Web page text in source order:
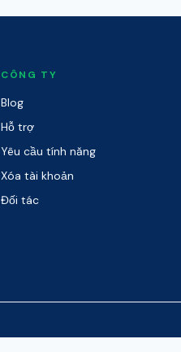
CÔNG TY
Blog
Hỗ trợ
Yêu cầu tính năng
Xóa tài khoản
Đối tác